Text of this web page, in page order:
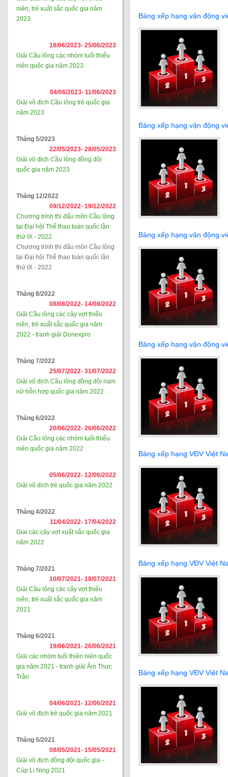
niên, trẻ xuất sắc quốc gia năm
2023
18/06/2023- 25/06/2023
Giải Cầu lông các nhóm tuổi thiếu
niên quốc gia năm 2023
04/06/2023- 11/06/2023
Giải vô địch Cầu lông trẻ quốc gia
năm 2023
Tháng 5/2023
22/05/2023- 28/05/2023
Giải vô địch Cầu lông đồng đội
quốc gia năm 2023
Tháng 12/2022
09/12/2022- 19/12/2022
Chương trình thi đấu môn Cầu lông
tại Đại hội Thể thao toàn quốc lần
thứ IX - 2022
Chương trình thi đấu môn Cầu lông
tại Đại hội Thể thao toàn quốc lần
thứ IX - 2022
Tháng 8/2022
08/08/2022- 14/08/2022
Giải Cầu lông các cây vợt thiếu
niên, trẻ xuất sắc quốc gia năm
2022 - tranh giải Donexpro
Tháng 7/2022
25/07/2022- 31/07/2022
Giải vô địch Cầu lông đồng đội nam
nữ hỗn hợp quốc gia năm 2022
Tháng 6/2022
20/06/2022- 26/06/2022
Giải Cầu lông các nhóm tuổi thiếu
niên quốc gia năm 2022
05/06/2022- 12/06/2022
Giải vô địch trẻ quốc gia năm 2022
Tháng 4/2022
11/04/2022- 17/04/2022
Giai các cây vợt xuất sắc quốc gia
năm 2022
Tháng 7/2021
10/07/2021- 18/07/2021
Giải Cầu lông các cây vợt thiếu
niên, trẻ xuất sắc quốc gia năm
2021
Tháng 6/2021
19/06/2021- 26/06/2021
Giải các nhóm tuổi thiên niên quốc
gia năm 2021 - tranh giải Ẩm Thực
Trần
04/06/2021- 12/06/2021
Giải vô địch trẻ quốc gia năm 2021
Tháng 5/2021
08/05/2021- 15/05/2021
Giải vô địch đồng đội quốc gia -
Cúp Li Ning 2021
Bảng xếp hạng vận động
Bảng xếp hạng vận động
Bảng xếp hạng vận động
Bảng xếp hạng vận động
Bảng xếp hạng VĐV Việt
Bảng xếp hạng VĐV Việt
Bảng xếp hạng VĐV Việt